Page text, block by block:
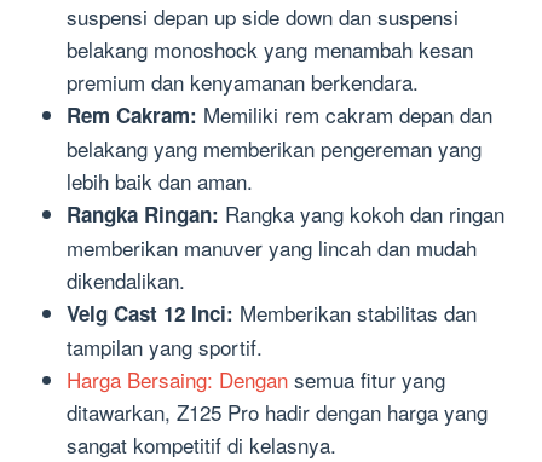
suspensi depan up side down dan suspensi
belakang monoshock yang menambah kesan
premium dan kenyamanan berkendara.
Rem Cakram: Memiliki rem cakram depan dan
belakang yang memberikan pengereman yang
lebih baik dan aman.
Rangka Ringan: Rangka yang kokoh dan ringan
memberikan manuver yang lincah dan mudah
dikendalikan.
Velg Cast 12 Inci: Memberikan stabilitas dan
tampilan yang sportif.
Harga Bersaing: Dengan semua fitur yang
ditawarkan, Z125 Pro hadir dengan harga yang
sangat kompetitif di kelasnya.